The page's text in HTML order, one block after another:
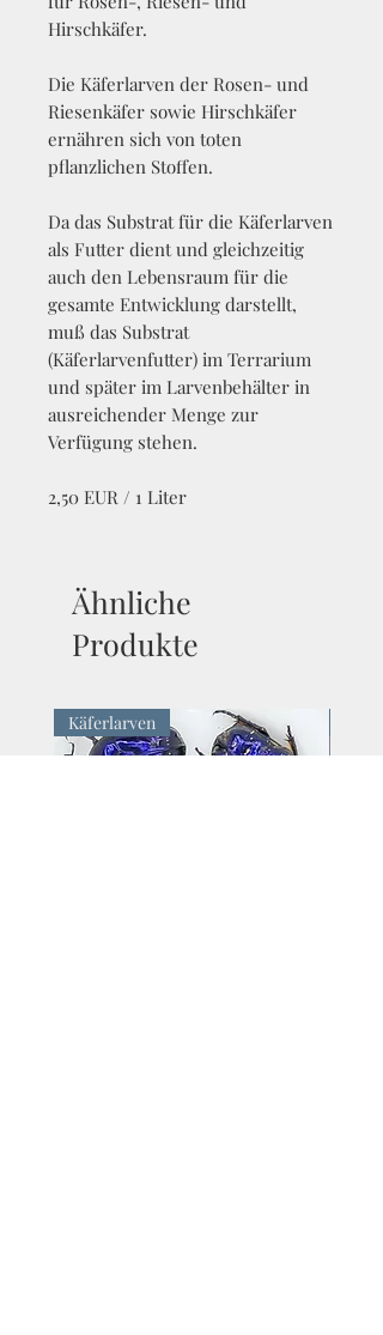
Hirschkäfer.
Die Käferlarven der Rosen- und
Riesenkäfer sowie Hirschkäfer
ernähren sich von toten
pflanzlichen Stoffen.
Da das Substrat für die Käferlarven
als Futter dient und gleichzeitig
auch den Lebensraum für die
gesamte Entwicklung darstellt,
muß das Substrat
(Käferlarvenfutter) im Terrarium
und später im Larvenbehälter in
ausreichender Menge zur
Verfügung stehen.
2,50 EUR / 1 Liter
Ähnliche
Produkte
Käferlarven